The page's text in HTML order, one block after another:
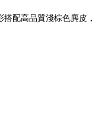
配高品質淺棕色麂